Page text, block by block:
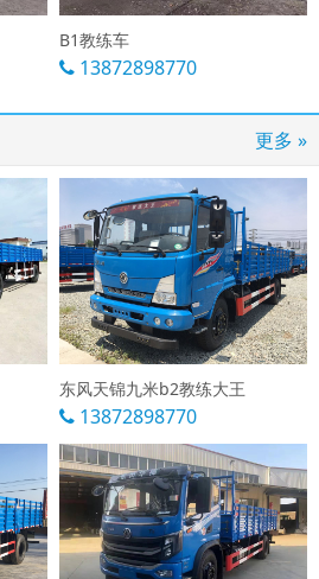
B1教练车
13872898770
更多 »
东风天锦九米b2教练大王
13872898770